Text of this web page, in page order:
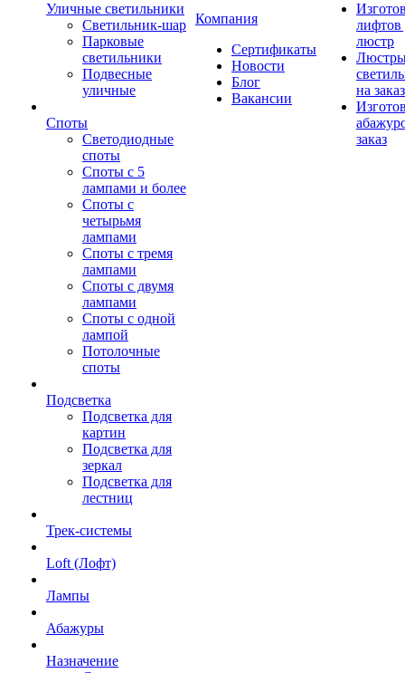
Уличные светильники
Светильник-шар
Парковые
светильники
Подвесные
уличные
Споты
Светодиодные
споты
Споты с 5
лампами и более
Споты с
четырьмя
лампами
Споты с тремя
лампами
Споты с двумя
лампами
Споты с одной
лампой
Потолочные
споты
Подсветка
Подсветка для
картин
Подсветка для
зеркал
Подсветка для
лестниц
Трек-системы
Loft (Лофт)
Лампы
Абажуры
Назначение
Компания
Сертификаты
Новости
Блог
Вакансии
лифтов
люстр
на заказ
заказ